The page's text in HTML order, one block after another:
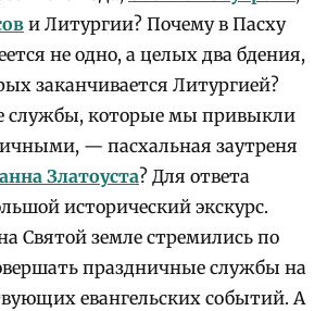
и Литургии? Почему в Пасху
не одно, а целых два бдения,
заканчивается Литургией?
службы, которые мы привыкли
— пасхальная заутреня
Златоуста? Для ответа
исторический экскурс.
Святой земле стремились по
праздничные службы на
евангельских событий. А